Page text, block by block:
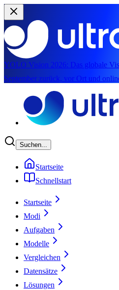
YOLO Vision 2026: Das globale
September zurück, vor Ort und
Suchen...
Startseite
Schnellstart
Startseite
Modi
Aufgaben
Modelle
Vergleichen
Datensätze
Lösungen